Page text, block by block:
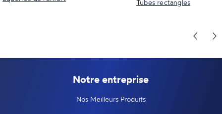
Tubes rectangles
Notre entreprise
Nos Meilleurs Produits